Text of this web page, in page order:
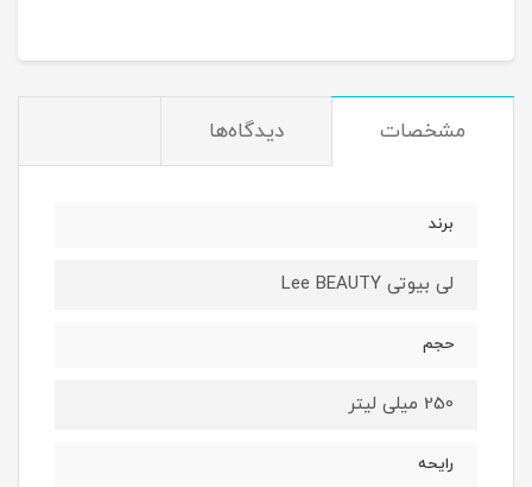
مشخصات دیدگاه‌ها
برند
لی بیوتی Lee BEAUTY
حجم
250 میلی لیتر
رایحه